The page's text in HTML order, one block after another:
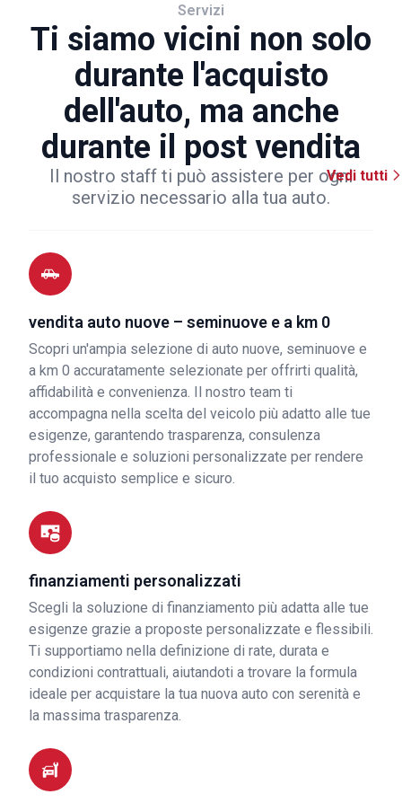
Servizi
Ti siamo vicini non solo
durante l'acquisto
dell'auto, ma anche
durante il post vendita
Il nostro staff ti può assistere per ogni
servizio necessario alla tua auto.
Vedi tutti
vendita auto nuove – seminuove e a km 0
Scopri un'ampia selezione di auto nuove, seminuove e
a km 0 accuratamente selezionate per offrirti qualità,
affidabilità e convenienza. Il nostro team ti
accompagna nella scelta del veicolo più adatto alle tue
esigenze, garantendo trasparenza, consulenza
professionale e soluzioni personalizzate per rendere
il tuo acquisto semplice e sicuro.
finanziamenti personalizzati
Scegli la soluzione di finanziamento più adatta alle tue
esigenze grazie a proposte personalizzate e flessibili.
Ti supportiamo nella definizione di rate, durata e
condizioni contrattuali, aiutandoti a trovare la formula
ideale per acquistare la tua nuova auto con serenità e
la massima trasparenza.